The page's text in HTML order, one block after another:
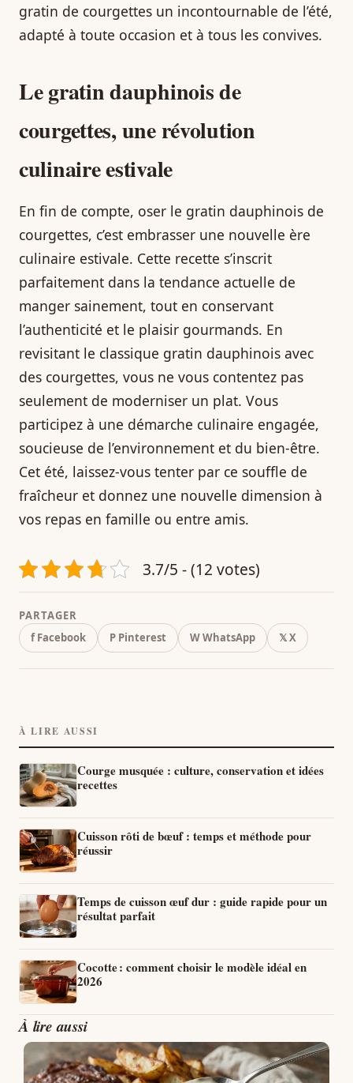
gratin de courgettes un incontournable de l’été,
adapté à toute occasion et à tous les convives.
Le gratin dauphinois de
courgettes, une révolution
culinaire estivale
En fin de compte, oser le gratin dauphinois de
courgettes, c’est embrasser une nouvelle ère
culinaire estivale. Cette recette s’inscrit
parfaitement dans la tendance actuelle de
manger sainement, tout en conservant
l’authenticité et le plaisir gourmands. En
revisitant le classique gratin dauphinois avec
des courgettes, vous ne vous contentez pas
seulement de moderniser un plat. Vous
participez à une démarche culinaire engagée,
soucieuse de l’environnement et du bien-être.
Cet été, laissez-vous tenter par ce souffle de
fraîcheur et donnez une nouvelle dimension à
vos repas en famille ou entre amis.
3.7/5 - (12 votes)
PARTAGER
f Facebook
P Pinterest W WhatsApp 𝕏 X
À LIRE AUSSI
Courge musquée : culture, conservation et idées
recettes
Cuisson rôti de bœuf : temps et méthode pour
réussir
Temps de cuisson œuf dur : guide rapide pour un
résultat parfait
Cocotte : comment choisir le modèle idéal en
2026
À lire aussi